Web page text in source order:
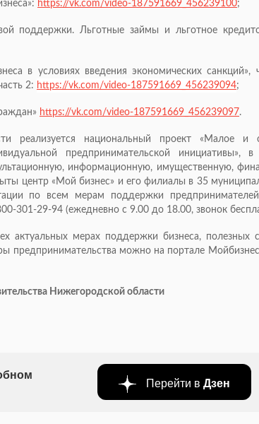
https://vk.com/video-187591669_456239100;
поддержки. Льготные займы и льготное
в условиях введения экономических санкций»,
2: https://vk.com/video-187591669_456239094;
https://vk.com/video-187591669_456239097.
реализуется национальный проект «Малое и
предпринимательской инициативы», в
информационную, имущественную,
центр «Мой бизнес» и его филиалы в 35
по всем мерам поддержки
301-29-94 (ежедневно с 9.00 до 18.00, звонок
актуальных мерах поддержки бизнеса, полезных
предпринимательства можно на портале
Нижегородской области
Перейти в Дзен